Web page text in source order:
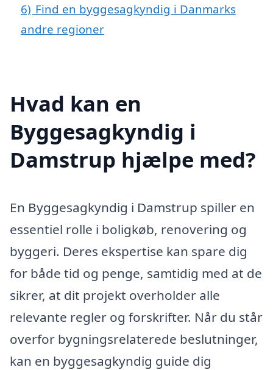
6) Find en byggesagkyndig i Danmarks
andre regioner
Hvad kan en
Byggesagkyndig i
Damstrup hjælpe med?
En Byggesagkyndig i Damstrup spiller en
essentiel rolle i boligkøb, renovering og
byggeri. Deres ekspertise kan spare dig
for både tid og penge, samtidig med at de
sikrer, at dit projekt overholder alle
relevante regler og forskrifter. Når du står
overfor bygningsrelaterede beslutninger,
kan en byggesagkyndig guide dig